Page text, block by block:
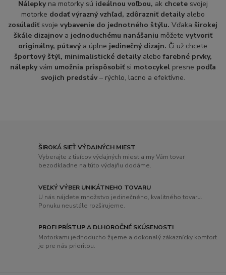
Nálepkyna motorky sú ideálnou voľbou, ak chcetesvojej
motorke dodať výrazný vzhľad, zdôrazniť detailyalebo
zosúladiťsvojevybavenie do jednotného štýlu. Vďaka širokej
škále dizajnova jednoduchému nanášaniu môžete vytvoriť
originálny, pútavýa úplne jedinečný dizajn. Či už chcete
športový štýl, minimalistické detailyalebofarebné prvky,
nálepkyvám umožnia prispôsobiťsi motocykelpresne podľa
svojich predstáv– rýchlo, lacno a efektívne.
ŠIROKÁ SIEŤ VÝDAJNÝCH MIEST
Vyberajte z tisícov výdajných miest a my Vám tovar
bezodkladne na túto výdajňu dodáme.
VEĽKÝ VÝBER UNIKÁTNEHO TOVARU
U nás nájdete množstvo jedinečného, ​​kvalitného tovaru.
Ponuku neustále rozširujeme.
PROFI PRÍSTUP A DLHOROČNÉ SKÚSENOSTI
Motorkami jednoducho žijeme a dokonalý zákaznícky komfort
je pre nás prioritou.